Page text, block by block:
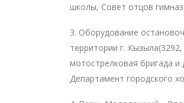
школы, Совет отцов
3. Оборудование
территории г.
мотострелковая бригада и
Департамент городского